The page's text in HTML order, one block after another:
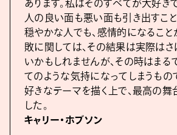
あります。私はそのすべてが大好き
人の良い面も悪い面も引き出すこ
穏やかな人でも、感情的になること
敗に関しては、その結果は実際は
いかもしれませんが、その時はまる
てのような気持になってしまうもの
好きなテーマを描く上で、最高の舞
した。
キャリー・ホブソン